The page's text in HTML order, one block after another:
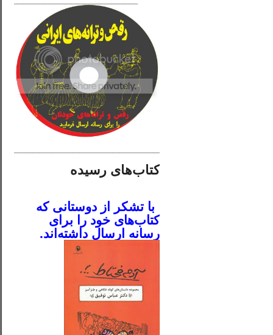
کتاب‌های رسیده
با تشکر از دوستانی که
کتاب‌های خود را برای
رسانه ارسال داشته‌اند.